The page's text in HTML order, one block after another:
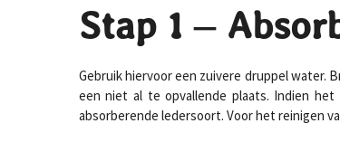
Stap 1 –
Gebruik hiervoor een zuivere druppel water.
een niet al te opvallende plaats. Indien
absorberende ledersoort. Voor het reinigen